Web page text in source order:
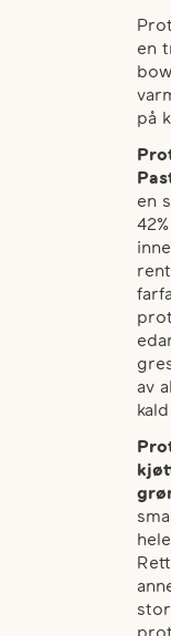
en
på
en
av